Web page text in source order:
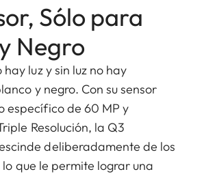
Sólo para
Negro
hay luz y sin luz no hay
y negro. Con su sensor
específico de 60 MP y
Resolución, la Q3
deliberadamente de los
que le permite lograr una